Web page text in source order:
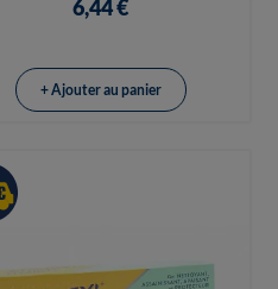
6,44 €
+ Ajouter au panier